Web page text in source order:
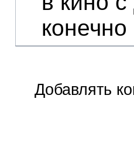
Добавлять